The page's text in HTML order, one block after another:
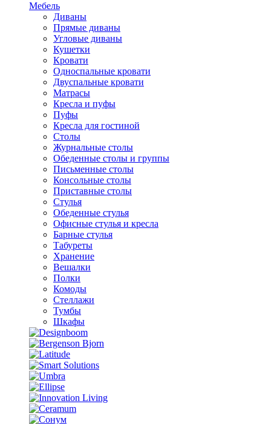
Мебель
Диваны
Прямые диваны
Угловые диваны
Кушетки
Кровати
Односпальные кровати
Двуспальные кровати
Матрасы
Кресла и пуфы
Пуфы
Кресла для гостиной
Столы
Журнальные столы
Обеденные столы и группы
Письменные столы
Консольные столы
Приставные столы
Стулья
Обеденные стулья
Офисные стулья и кресла
Барные стулья
Табуреты
Хранение
Вешалки
Полки
Комоды
Стеллажи
Тумбы
Шкафы